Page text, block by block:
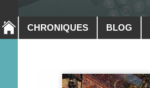
CHRONIQUES BLOG